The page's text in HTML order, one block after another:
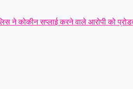
ने कोकीन सप्लाई करने वाले आरोपी को